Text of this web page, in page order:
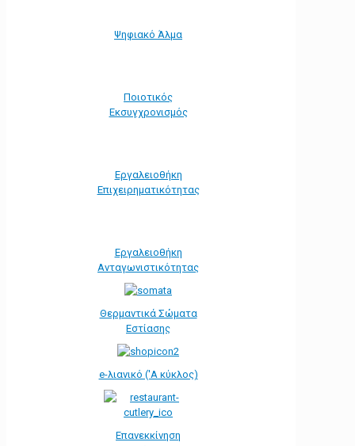
Ψηφιακό Άλμα
Ποιοτικός
Εκσυγχρονισμός
Εργαλειοθήκη
Eπιχειρηματικότητας
Εργαλειοθήκη
Ανταγωνιστικότητας
Θερμαντικά Σώματα
Εστίασης
e-λιανικό ('Α κύκλος)
Επανεκκίνηση